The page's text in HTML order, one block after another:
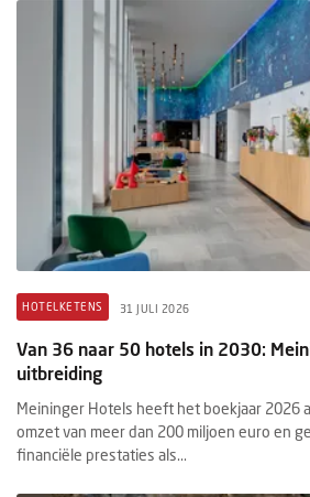
HOTELKETENS 31 JULI 2026
Van 36 naar 50 hotels in 2030:
uitbreiding
Meininger Hotels heeft het boekjaar 2026
omzet van meer dan 200 miljoen euro en
financiële prestaties als...